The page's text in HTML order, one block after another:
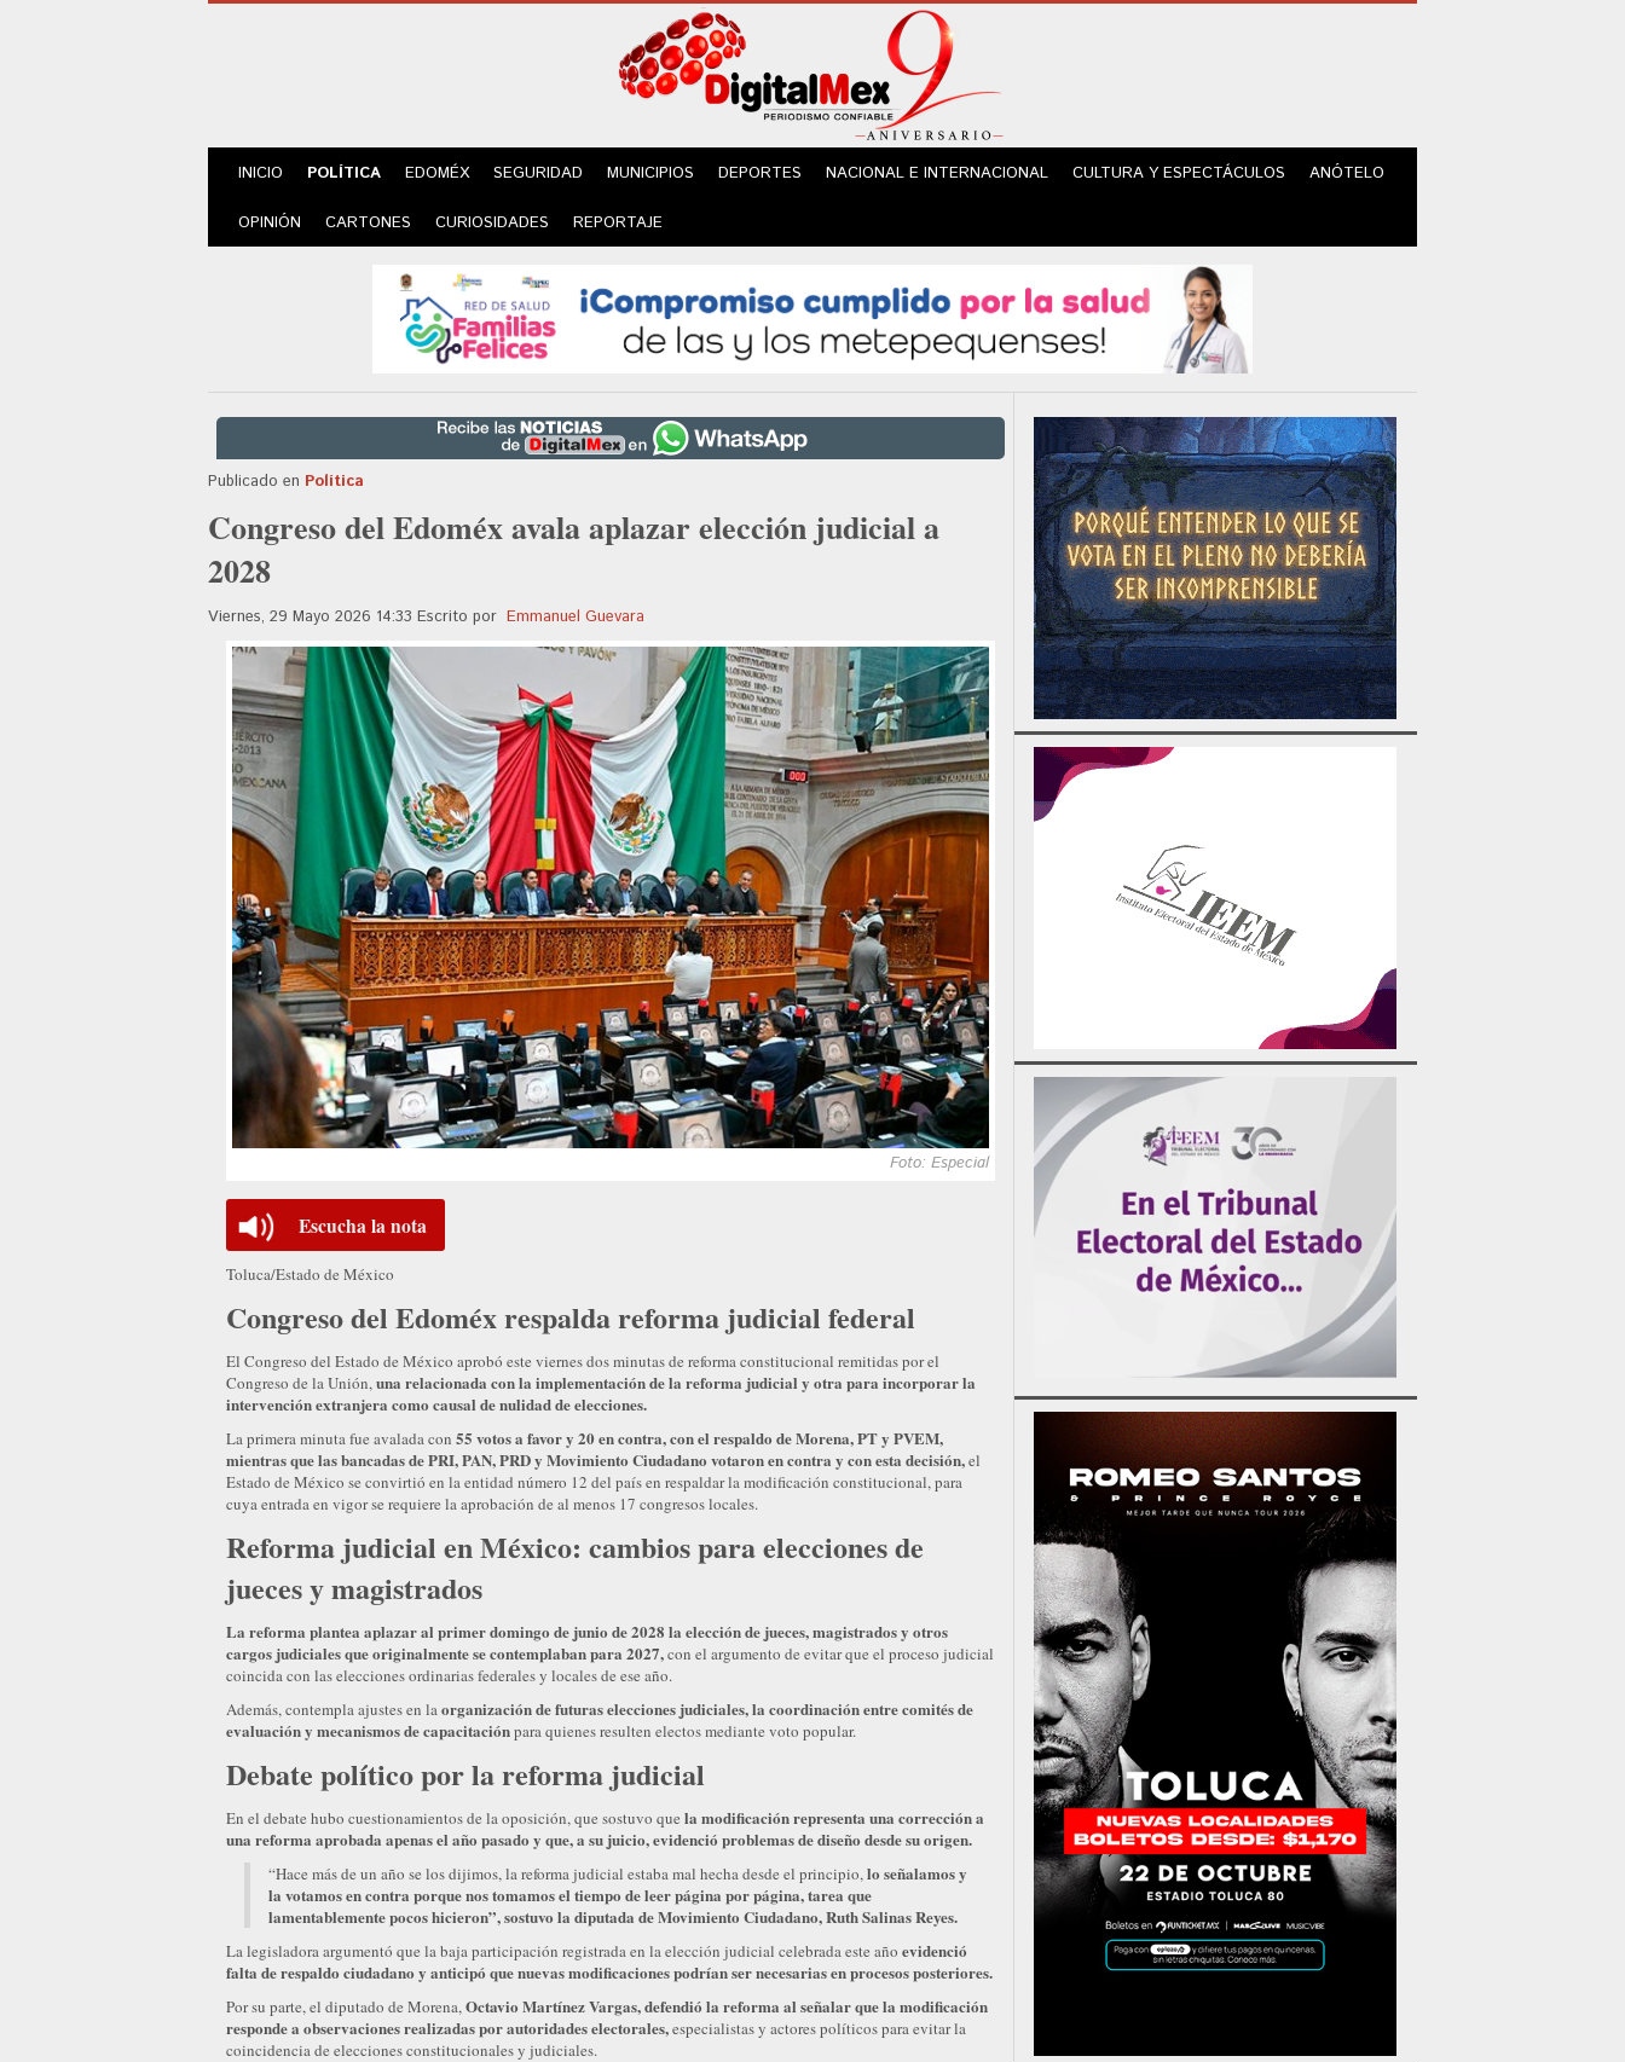
INICIO POLÍTICA EDOMÉX SEGURIDAD MUNICIPIOS DEPORTES NACIONAL E INTERNACIONAL CULTURA Y ESPECTÁCULOS ANÓTELO
OPINIÓN CARTONES CURIOSIDADES REPORTAJE
Publicado en Política
Congreso del Edoméx avala aplazar elección judicial a
2028
Viernes, 29 Mayo 2026 14:33 Escrito por Emmanuel Guevara
Foto: Especial
Escucha la nota
Toluca/Estado de México
Congreso del Edoméx respalda reforma judicial federal
El Congreso del Estado de México aprobó este viernes dos minutas de reforma constitucional remitidas por el
Congreso de la Unión,una relacionada con la implementación de la reforma judicial y otra para incorporar la
intervención extranjera como causal de nulidad de elecciones.
La primera minuta fue avalada con 55 votos a favor y 20 en contra, con el respaldo de Morena, PT y PVEM,
mientras que las bancadas de PRI, PAN, PRD y Movimiento Ciudadano votaron en contra y con esta decisión,el
Estado de México se convirtió en la entidad número 12 del país en respaldar la modificación constitucional, para
cuya entrada en vigor se requiere la aprobación de al menos 17 congresos locales.
Reforma judicial en México: cambios para elecciones de
jueces y magistrados
La reforma plantea aplazar al primer domingo de junio de 2028 la elección de jueces, magistrados y otros
cargos judiciales que originalmente se contemplaban para 2027,con el argumento de evitar que el proceso judicial
coincida con las elecciones ordinarias federales y locales de ese año.
Además, contempla ajustes en laorganización de futuras elecciones judiciales, la coordinación entre comités de
evaluación y mecanismos de capacitaciónpara quienes resulten electos mediante voto popular.
Debate político por la reforma judicial
En el debate hubo cuestionamientos de la oposición, que sostuvo que la modificación representa una corrección a
una reforma aprobada apenas el año pasado y que, a su juicio, evidenció problemas de diseño desde su origen.
“Hace más de un año se los dijimos, la reforma judicial estaba mal hecha desde el principio,lo señalamos y
la votamos en contra porque nos tomamos el tiempo de leer página por página, tarea que
lamentablemente pocos hicieron”, sostuvo la diputada de Movimiento Ciudadano, Ruth Salinas Reyes.
La legisladora argumentó que la baja participación registrada en la elección judicial celebrada este año evidenció
falta de respaldo ciudadano y anticipó que nuevas modificaciones podrían ser necesarias en procesos posteriores.
Por su parte, el diputado de Morena,Octavio Martínez Vargas, defendió la reforma al señalar que la modificación
responde a observaciones realizadas por autoridades electorales,especialistas y actores políticos para evitar la
coincidencia de elecciones constitucionales y judiciales.